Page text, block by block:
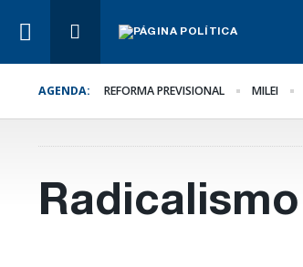
AGENDA: REFORMA PREVISIONAL MILEI
Radicalismo